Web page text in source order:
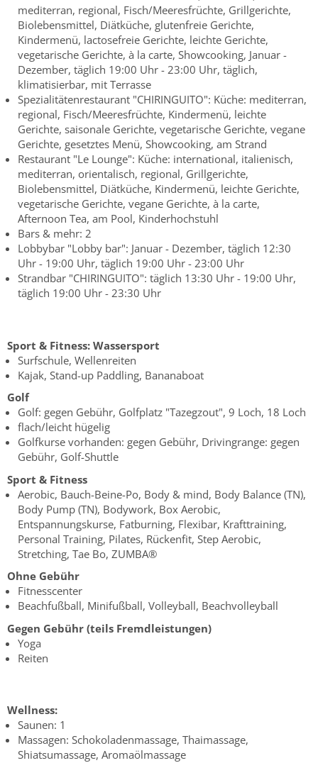
mediterran, regional, Fisch/Meeresfrüchte, Grillgerichte,
Biolebensmittel, Diätküche, glutenfreie Gerichte,
Kindermenü, lactosefreie Gerichte, leichte Gerichte,
vegetarische Gerichte, à la carte, Showcooking, Januar -
Dezember, täglich 19:00 Uhr - 23:00 Uhr, täglich,
klimatisierbar, mit Terrasse
Spezialitätenrestaurant "CHIRINGUITO": Küche: mediterran,
regional, Fisch/Meeresfrüchte, Kindermenü, leichte
Gerichte, saisonale Gerichte, vegetarische Gerichte, vegane
Gerichte, gesetztes Menü, Showcooking, am Strand
Restaurant "Le Lounge": Küche: international, italienisch,
mediterran, orientalisch, regional, Grillgerichte,
Biolebensmittel, Diätküche, Kindermenü, leichte Gerichte,
vegetarische Gerichte, vegane Gerichte, à la carte,
Afternoon Tea, am Pool, Kinderhochstuhl
Bars & mehr: 2
Lobbybar "Lobby bar": Januar - Dezember, täglich 12:30
Uhr - 19:00 Uhr, täglich 19:00 Uhr - 23:00 Uhr
Strandbar "CHIRINGUITO": täglich 13:30 Uhr - 19:00 Uhr,
täglich 19:00 Uhr - 23:30 Uhr
Sport & Fitness: Wassersport
Surfschule, Wellenreiten
Kajak, Stand-up Paddling, Bananaboat
Golf
Golf: gegen Gebühr, Golfplatz "Tazegzout", 9 Loch, 18 Loch
flach/leicht hügelig
Golfkurse vorhanden: gegen Gebühr, Drivingrange: gegen
Gebühr, Golf-Shuttle
Sport & Fitness
Aerobic, Bauch-Beine-Po, Body & mind, Body Balance (TN),
Body Pump (TN), Bodywork, Box Aerobic,
Entspannungskurse, Fatburning, Flexibar, Krafttraining,
Personal Training, Pilates, Rückenfit, Step Aerobic,
Stretching, Tae Bo, ZUMBA®
Ohne Gebühr
Fitnesscenter
Beachfußball, Minifußball, Volleyball, Beachvolleyball
Gegen Gebühr (teils Fremdleistungen)
Yoga
Reiten
Wellness:
Saunen: 1
Massagen: Schokoladenmassage, Thaimassage,
Shiatsumassage, Aromaölmassage